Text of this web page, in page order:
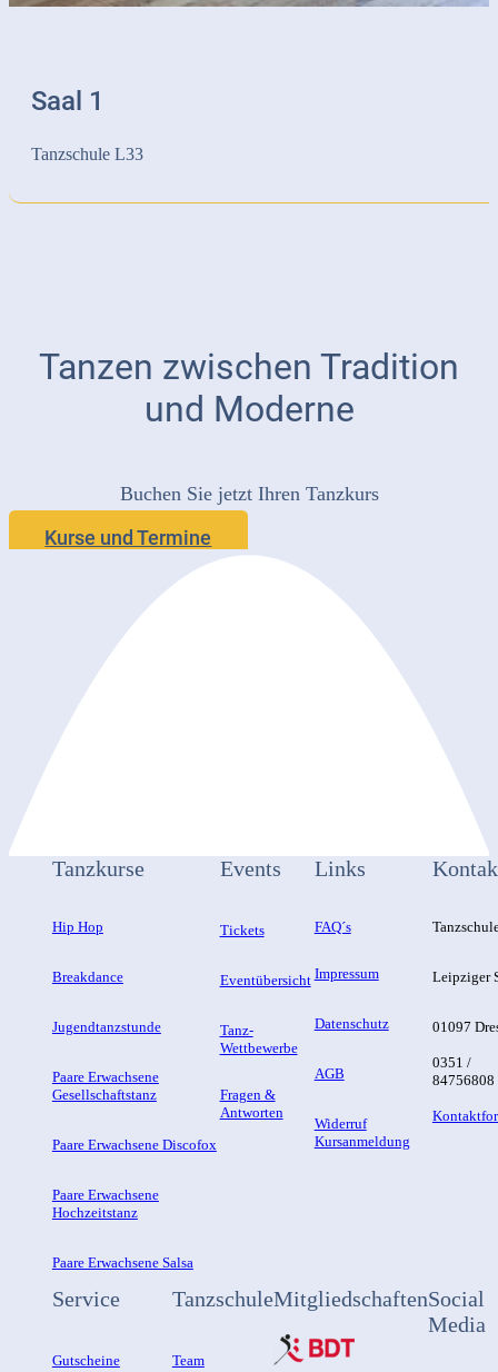
Saal 1
Tanzschule L33
Tanzen zwischen Tradition
und Moderne
Buchen Sie jetzt Ihren Tanzkurs
Kurse und Termine
Tanzkurse
Hip Hop
Breakdance
Jugendtanzstunde
Paare Erwachsene
Gesellschaftstanz
Paare Erwachsene Discofox
Paare Erwachsene
Hochzeitstanz
Paare Erwachsene Salsa
Events
Tickets
Eventübersicht
Tanz-
Wettbewerbe
Fragen &
Antworten
Links
FAQ´s
Impressum
Datenschutz
AGB
Widerruf
Kursanmeldung
Leipziger
01097
0351 /
84756808
Service
Gutscheine
Tanzschule
Team
MitgliedschaftenSocial
Media